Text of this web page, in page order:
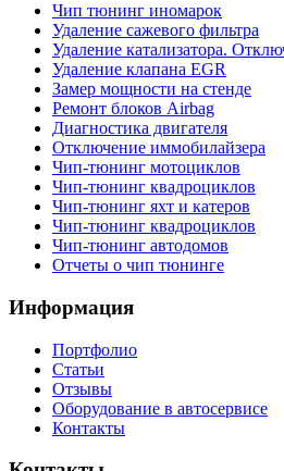
Чип тюнинг иномарок
Удаление сажевого фильтра
Удаление катализатора.
Удаление клапана EGR
Замер мощности на стенде
Ремонт блоков Airbag
Диагностика двигателя
Отключение иммобилайзера
Чип-тюнинг мотоциклов
Чип-тюнинг квадроциклов
Чип-тюнинг яхт и катеров
Чип-тюнинг квадроциклов
Чип-тюнинг автодомов
Отчеты о чип тюнинге
Информация
Портфолио
Статьи
Отзывы
Оборудование в автосервисе
Контакты